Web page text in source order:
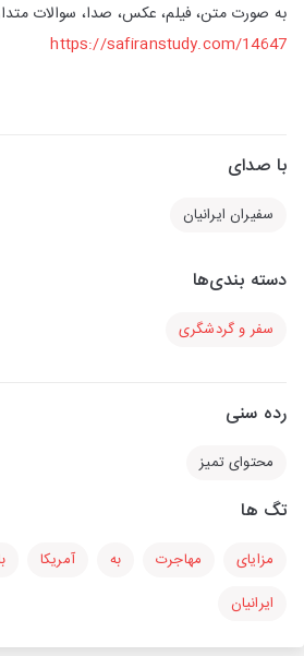
به صورت متن، فیلم، عکس، صدا، سوالات
https://safiranstudy.com/14647
با صدای
سفیران ایرانیان
دسته بندی‌ها
سفر و گردشگری
رده سنی
محتوای تمیز
تگ ها
مزایای مهاجرت به آمریکا
ایرانیان